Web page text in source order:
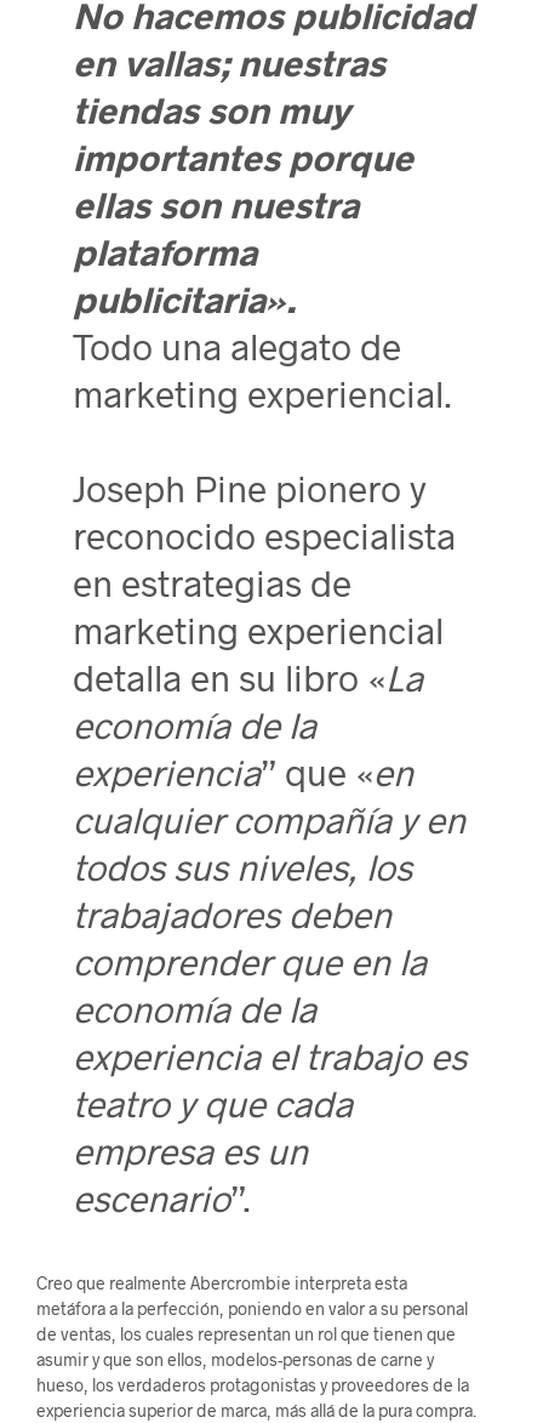
No hacemos publicidad
en vallas; nuestras
tiendas son muy
importantes porque
ellas son nuestra
plataforma
publicitaria».
Todo una alegato de
marketing experiencial.
Joseph Pine pionero y
reconocido especialista
en estrategias de
marketing experiencial
detalla en su libro «La
economía de la
experiencia” que «en
cualquier compañía y en
todos sus niveles, los
trabajadores deben
comprender que en la
economía de la
experiencia el trabajo es
teatro y que cada
empresa es un
escenario”.
Creo que realmente Abercrombie interpreta esta
metáfora a la perfección, poniendo en valor a su personal
de ventas, los cuales representan un rol que tienen que
asumir y que son ellos, modelos-personas de carne y
hueso, los verdaderos protagonistas y proveedores de la
experiencia superior de marca, más allá de la pura compra.